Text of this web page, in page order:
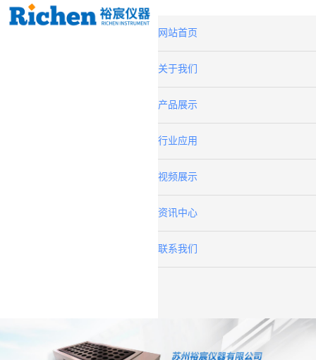
网站首页
关于我们
产品展示
行业应用
视频展示
资讯中心
联系我们